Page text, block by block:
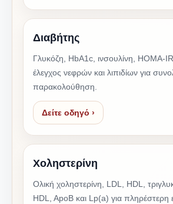
Διαβήτης
Γλυκόζη, HbA1c, ινσουλίνη, HOMA-
έλεγχος νεφρών και λιπιδίων για
παρακολούθηση.
Δείτε οδηγό ›
Χοληστερίνη
Ολική χοληστερίνη, LDL, HDL,
HDL, ApoB και Lp(a) για πληρέστερη